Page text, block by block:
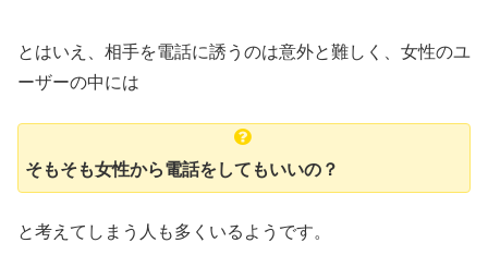
とはいえ、相手を電話に誘うのは意外と難しく、女性のユ
ーザーの中には
そもそも女性から電話をしてもいいの？
と考えてしまう人も多くいるようです。